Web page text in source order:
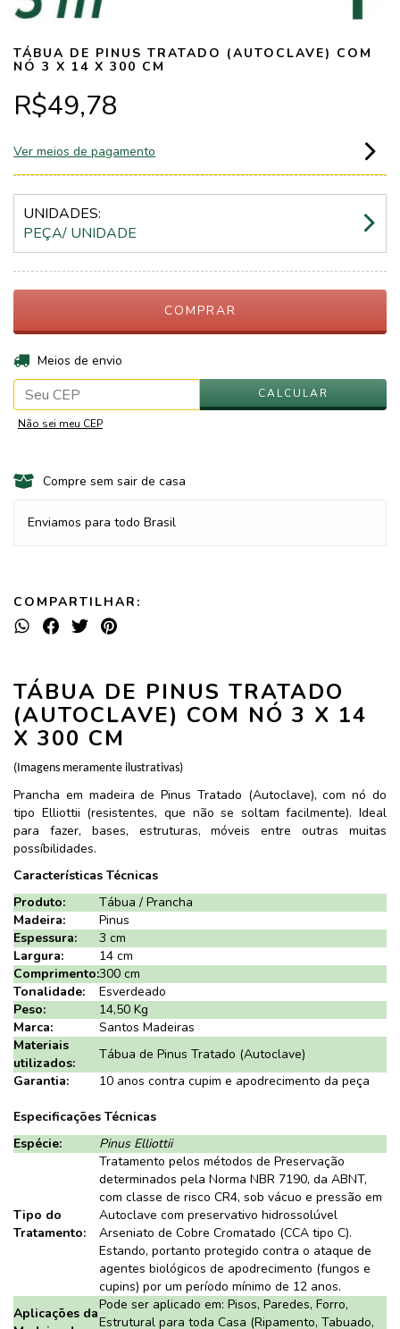
TÁBUA DE PINUS TRATADO (AUTOCLAVE) COM
NÓ 3 X 14 X 300 CM
R$49,78
Ver meios de pagamento
UNIDADES:
PEÇA/ UNIDADE
Entregas para o CEP:
Meios de envio
CALCULAR
Não sei meu CEP
Compre sem sair de casa
Enviamos para todo Brasil
COMPARTILHAR:
TÁBUA DE PINUS TRATADO
(AUTOCLAVE) COM NÓ 3 X 14
X 300 CM
(Imagens meramente ilustrativas)
Prancha em madeira de Pinus Tratado (Autoclave), com nó do
tipo Elliottii (resistentes, que não se soltam facilmente). Ideal
para fazer, bases, estruturas, móveis entre outras muitas
possíbilidades.
Características Técnicas
Produto:
Tábua / Prancha
Madeira:
Pinus
Espessura:
3 cm
Largura:
14 cm
Comprimento:300 cm
Tonalidade:
Esverdeado
Peso:
14,50 Kg
Marca:
Santos Madeiras
Materiais
utilizados:
Tábua de Pinus Tratado (Autoclave)
Garantia:
10 anos contra cupim e apodrecimento da peça
Especificações Técnicas
Espécie:
Pinus Elliottii
Tipo do
Tratamento:
Tratamento pelos métodos de Preservação
determinados pela Norma NBR 7190, da ABNT,
com classe de risco CR4, sob vácuo e pressão em
Autoclave com preservativo hidrossolúvel
Arseniato de Cobre Cromatado (CCA tipo C).
Estando, portanto protegido contra o ataque de
agentes biológicos de apodrecimento (fungos e
cupins) por um período mínimo de 12 anos.
Aplicações da
Pode ser aplicado em: Pisos, Paredes, Forro,
Estrutural para toda Casa (Ripamento, Tabuado,